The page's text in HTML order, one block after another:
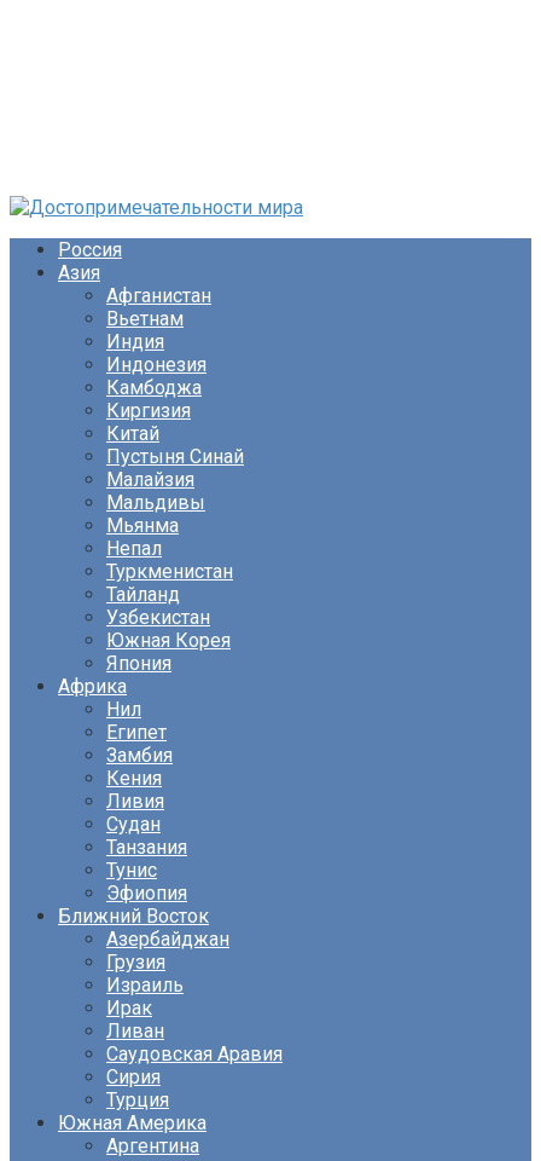
Перейти
контентуРоссия
Азия
Афганистан
Вьетнам
Индия
Индонезия
Камбоджа
Киргизия
Китай
Пустыня Синай
Малайзия
Мальдивы
Мьянма
Непал
Туркменистан
Тайланд
Узбекистан
Южная Корея
Япония
Африка
Нил
Египет
Замбия
Кения
Ливия
Судан
Танзания
Тунис
Эфиопия
Ближний Восток
Азербайджан
Грузия
Израиль
Ирак
Ливан
Саудовская Аравия
Сирия
Турция
Южная Америка
Аргентина